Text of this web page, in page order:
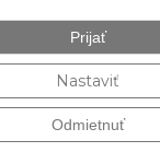
Prijať
Nastaviť
Odmietnuť
Veľkoobchod
Najčastejšie otázky
Certifikáty
korálky a